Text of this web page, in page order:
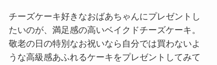
チーズケーキ好きなおばあちゃんにプレゼントし
たいのが、満足感の高いベイクドチーズケーキ。
敬老の日の特別なお祝いなら自分では買わないよ
うな高級感あふれるケーキをプレゼントしてみて